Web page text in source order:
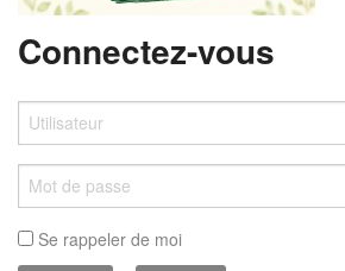
Connectez-vous
Se rappeler de moi